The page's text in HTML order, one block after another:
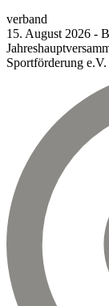
verband
15. August 2026 -
Sportförderung e.V.